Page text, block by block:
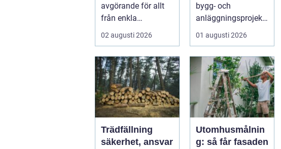
avgörande för allt
från enkla
hobbyprojekt i
verkstaden till k...
02 augusti 2026
bygg- och
anläggningsprojekt,
med ansvar för att
arbetsm...
01 augusti 2026
Trädfällning
säkerhet, ansvar
Utomhusmålnin
g: så får fasaden